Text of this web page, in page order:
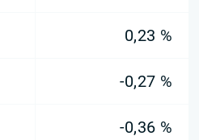
0,23 %
-0,27 %
-0,36 %